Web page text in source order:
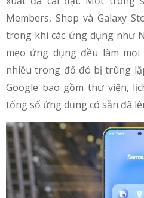
Members, Shop và Galaxy
trong khi các ứng dụng như
mẹo ứng dụng đều làm
nhiều trong đố đó bị trùng
Google bao gồm thư viện,
tổng số ứng dụng có sẵn đã